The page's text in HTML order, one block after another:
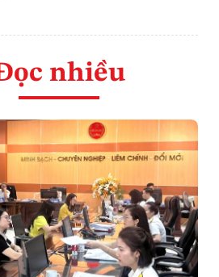
nhiều